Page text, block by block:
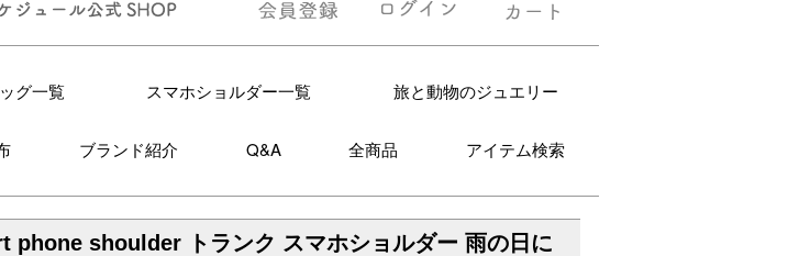
グ一覧 スマホショルダー一覧 旅と動物のジュエリー
ブランド紹介 Q&A 全商品 アイテム検索
phone shoulder トランク スマホショルダー 雨の日に